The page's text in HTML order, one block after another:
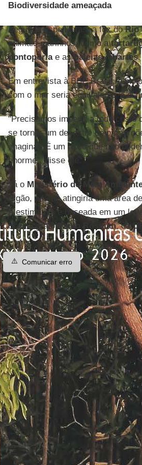
Biodiversidade ameaçada
Segundo espealistas, a foz doRio
animais marinhos, como a
pontoporiae asbaleias jubartes.
Em entrevista à BBC Brasil, o
com o mar seria equivalente 'a
"Precisamos impedir a todo custo
se tornar um desastre de
imaginar. É um risco que não
enorme", disse ele.
Já o Ministério do Meio
órgão, a lama atingiria uma área
A estimativa é baseada em um
oceanógrafoPaulo Rosman, da
⚠️ Comunicar erro